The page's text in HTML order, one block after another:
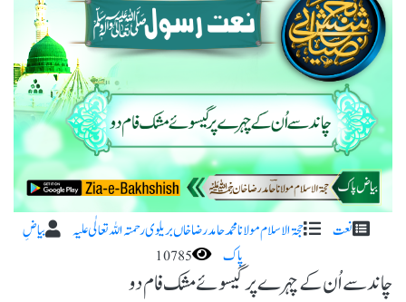
نعت حجۃ الاسلام مولانا محمد حامد رضا خاں بریلوی رحمتہ اللہ تعا لٰی علیہ
بیاضِ
پاک
10785
چاند سے اُن کے چہرے پر گیسوئے مشک فام دو